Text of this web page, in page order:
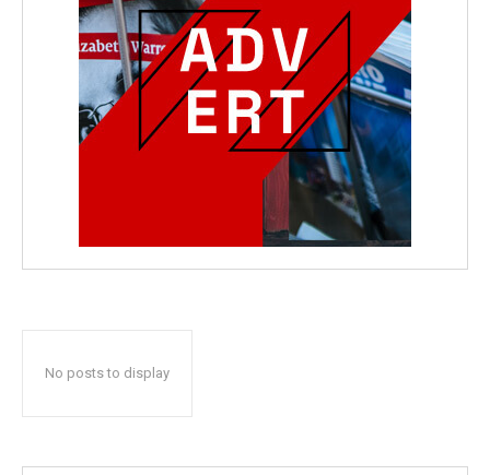
No posts to display